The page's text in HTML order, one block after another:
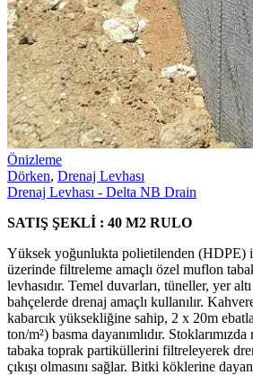
Önizleme
Dörken, Drenaj Levhası
Drenaj Levhası - Delta NB Drain
SATIŞ ŞEKLİ : 40 M2 RULO
Yüksek yoğunlukta polietilenden (HDPE)
üzerinde filtreleme amaçlı özel muflon
levhasıdır. Temel duvarları, tüneller, yer
bahçelerde drenaj amaçlı kullanılır.
kabarcık yüksekliğine sahip, 2 x 20m
ton/m²) basma dayanımlıdır.
tabaka toprak partiküllerini filtreleyerek
çıkışı olmasını sağlar. Bitki köklerine